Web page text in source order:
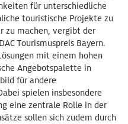
für unterschiedliche
touristische Projekte zu
zu machen, vergibt der
Tourismuspreis Bayern.
mit einem hohen
Angebotspalette in
für andere
spielen insbesondere
eine zentrale Rolle in der
sollen sich zudem durch